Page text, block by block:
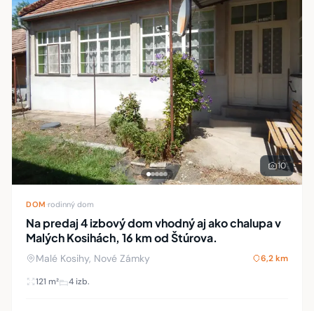
10
DOM rodinný dom
Na predaj 4 izbový dom vhodný aj ako chalupa v
Malých Kosihách, 16 km od Štúrova.
Malé Kosihy, Nové Zámky 6,2 km
121 m² 4 izb.